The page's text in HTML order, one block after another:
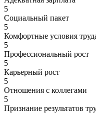
5
Социальный пакет
5
Комфортные условия
5
Профессиональный рост
5
Карьерный рост
5
Отношения с коллегами
5
Признание результатов